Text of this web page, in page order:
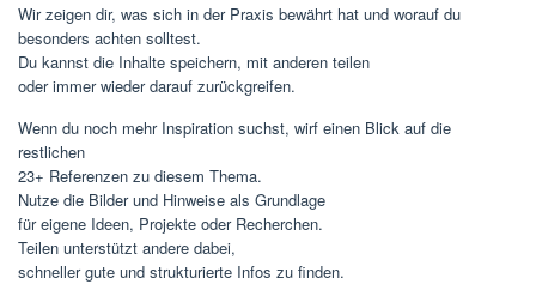
Wir zeigen dir, was sich in der Praxis bewährt hat und worauf du
besonders achten solltest.
Du kannst die Inhalte speichern, mit anderen teilen
oder immer wieder darauf zurückgreifen.
Wenn du noch mehr Inspiration suchst, wirf einen Blick auf die
restlichen
23+ Referenzen zu diesem Thema.
Nutze die Bilder und Hinweise als Grundlage
für eigene Ideen, Projekte oder Recherchen.
Teilen unterstützt andere dabei,
schneller gute und strukturierte Infos zu finden.